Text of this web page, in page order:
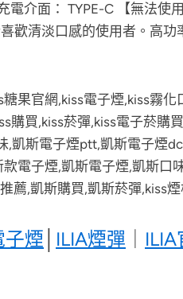
介面： TYPE-C 【無法使
歡清淡口感的使用者。高功
子煙 ILIA煙彈 ILIA